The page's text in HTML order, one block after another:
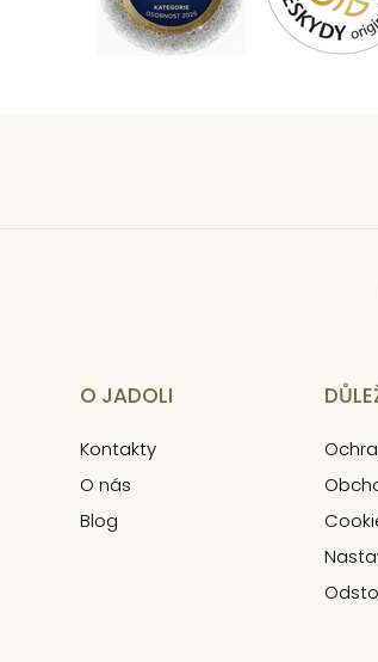
O JADOLI
Kontakty
O nás
Blog